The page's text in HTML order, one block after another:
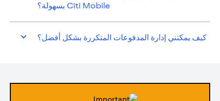
Citi Mobile بسهولة؟
كيف يمكنني إدارة المدفوعات المتكررة بشكل أفضل؟